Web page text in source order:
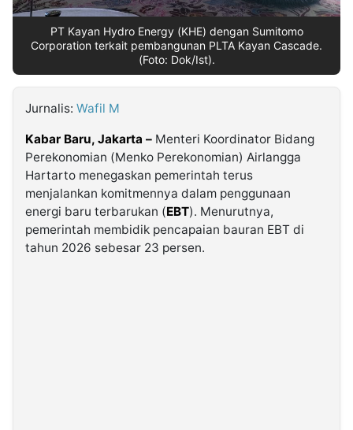
Kabarbaru.co
PT Kayan Hydro Energy (KHE) dengan Sumitomo
Corporation terkait pembangunan PLTA Kayan Cascade.
(Foto: Dok/Ist).
Jurnalis: Wafil M
Kabar Baru, Jakarta – Menteri Koordinator Bidang
Perekonomian (Menko Perekonomian) Airlangga
Hartarto menegaskan pemerintah terus
menjalankan komitmennya dalam penggunaan
energi baru terbarukan (EBT). Menurutnya,
pemerintah membidik pencapaian bauran EBT di
tahun 2026 sebesar 23 persen.